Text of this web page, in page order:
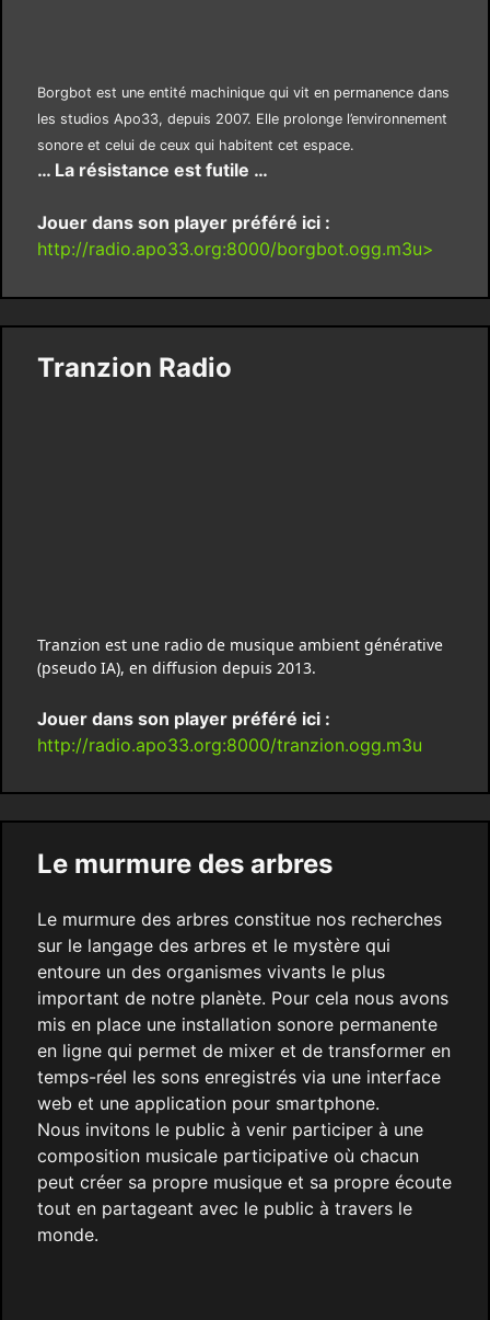
Borgbot est une entité machinique qui vit en permanence dans
les studios Apo33, depuis 2007. Elle prolonge l’environnement
sonore et celui de ceux qui habitent cet espace.
… La résistance est futile …
Jouer dans son player préféré ici :
http://radio.apo33.org:8000/borgbot.ogg.m3u>
Tranzion Radio
Tranzion est une radio de musique ambient générative
(pseudo IA), en diffusion depuis 2013.
Jouer dans son player préféré ici :
http://radio.apo33.org:8000/tranzion.ogg.m3u
Le murmure des arbres
Le murmure des arbres constitue nos recherches
sur le langage des arbres et le mystère qui
entoure un des organismes vivants le plus
important de notre planète. Pour cela nous avons
mis en place une installation sonore permanente
en ligne qui permet de mixer et de transformer en
temps-réel les sons enregistrés via une interface
web et une application pour smartphone.
Nous invitons le public à venir participer à une
composition musicale participative où chacun
peut créer sa propre musique et sa propre écoute
tout en partageant avec le public à travers le
monde.